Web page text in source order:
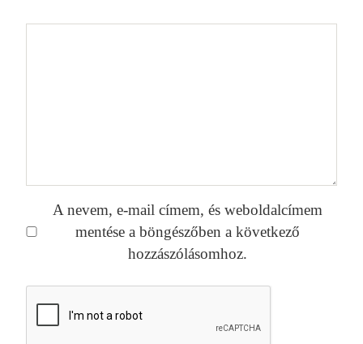
A nevem, e-mail címem, és weboldalcímem
mentése a böngészőben a következő
hozzászólásomhoz.